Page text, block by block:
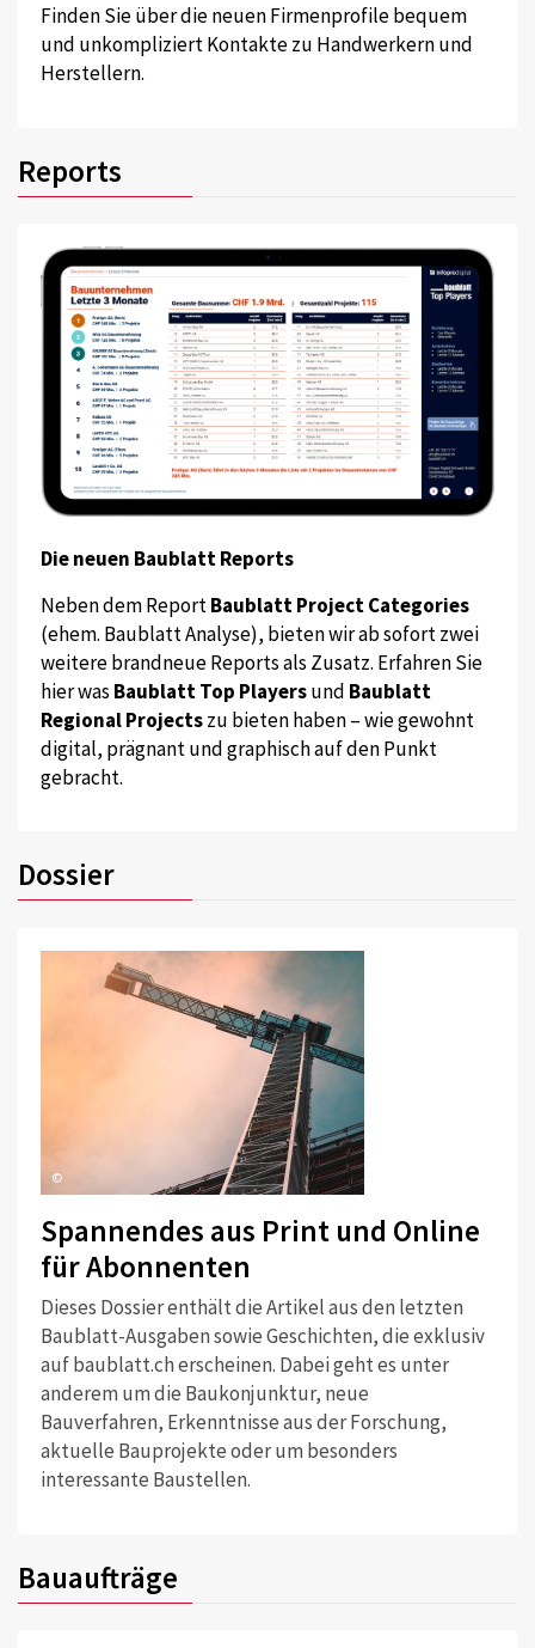
Finden Sie über die neuen Firmenprofile bequem
und unkompliziert Kontakte zu Handwerkern und
Herstellern.
Reports
Die neuen Baublatt Reports
Neben dem ReportBaublatt Project Categories
(ehem. Baublatt Analyse), bieten wir ab sofort zwei
weitere brandneue Reports als Zusatz. Erfahren Sie
hier was Baublatt Top Playersund Baublatt
Regional Projectszu bieten haben – wie gewohnt
digital, prägnant und graphisch auf den Punkt
gebracht.
Dossier
©
Spannendes aus Print und Online
für Abonnenten
Dieses Dossier enthält die Artikel aus den letzten
Baublatt-Ausgaben sowie Geschichten, die exklusiv
auf baublatt.ch erscheinen. Dabei geht es unter
anderem um die Baukonjunktur, neue
Bauverfahren, Erkenntnisse aus der Forschung,
aktuelle Bauprojekte oder um besonders
interessante Baustellen.
Bauaufträge